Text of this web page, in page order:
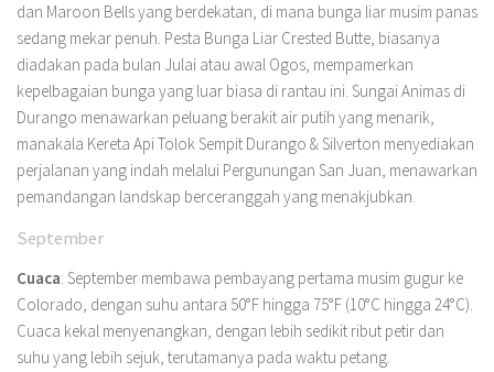
dan Maroon Bells yang berdekatan, di mana bunga liar musim panas
sedang mekar penuh. Pesta Bunga Liar Crested Butte, biasanya
diadakan pada bulan Julai atau awal Ogos, mempamerkan
kepelbagaian bunga yang luar biasa di rantau ini. Sungai Animas di
Durango menawarkan peluang berakit air putih yang menarik,
manakala Kereta Api Tolok Sempit Durango & Silverton menyediakan
perjalanan yang indah melalui Pergunungan San Juan, menawarkan
pemandangan landskap berceranggah yang menakjubkan.
September
Cuaca: September membawa pembayang pertama musim gugur ke
Colorado, dengan suhu antara 50°F hingga 75°F (10°C hingga 24°C).
Cuaca kekal menyenangkan, dengan lebih sedikit ribut petir dan
suhu yang lebih sejuk, terutamanya pada waktu petang.